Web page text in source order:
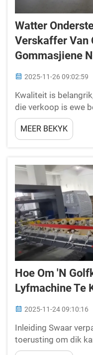
Watter
Verskaffer Van
Gommasjiene
2025-11-26 09:02:59
Kwaliteit is
die verkoop is ewe
minder stilstand en
se waarde.
wat omgee,
MEER BEKYK
Hoe Om 'n
Lyfmachine Te
2025-11-24 09:10:16
Inleiding Swaar
toerusting om dik
produksiebehoeftes